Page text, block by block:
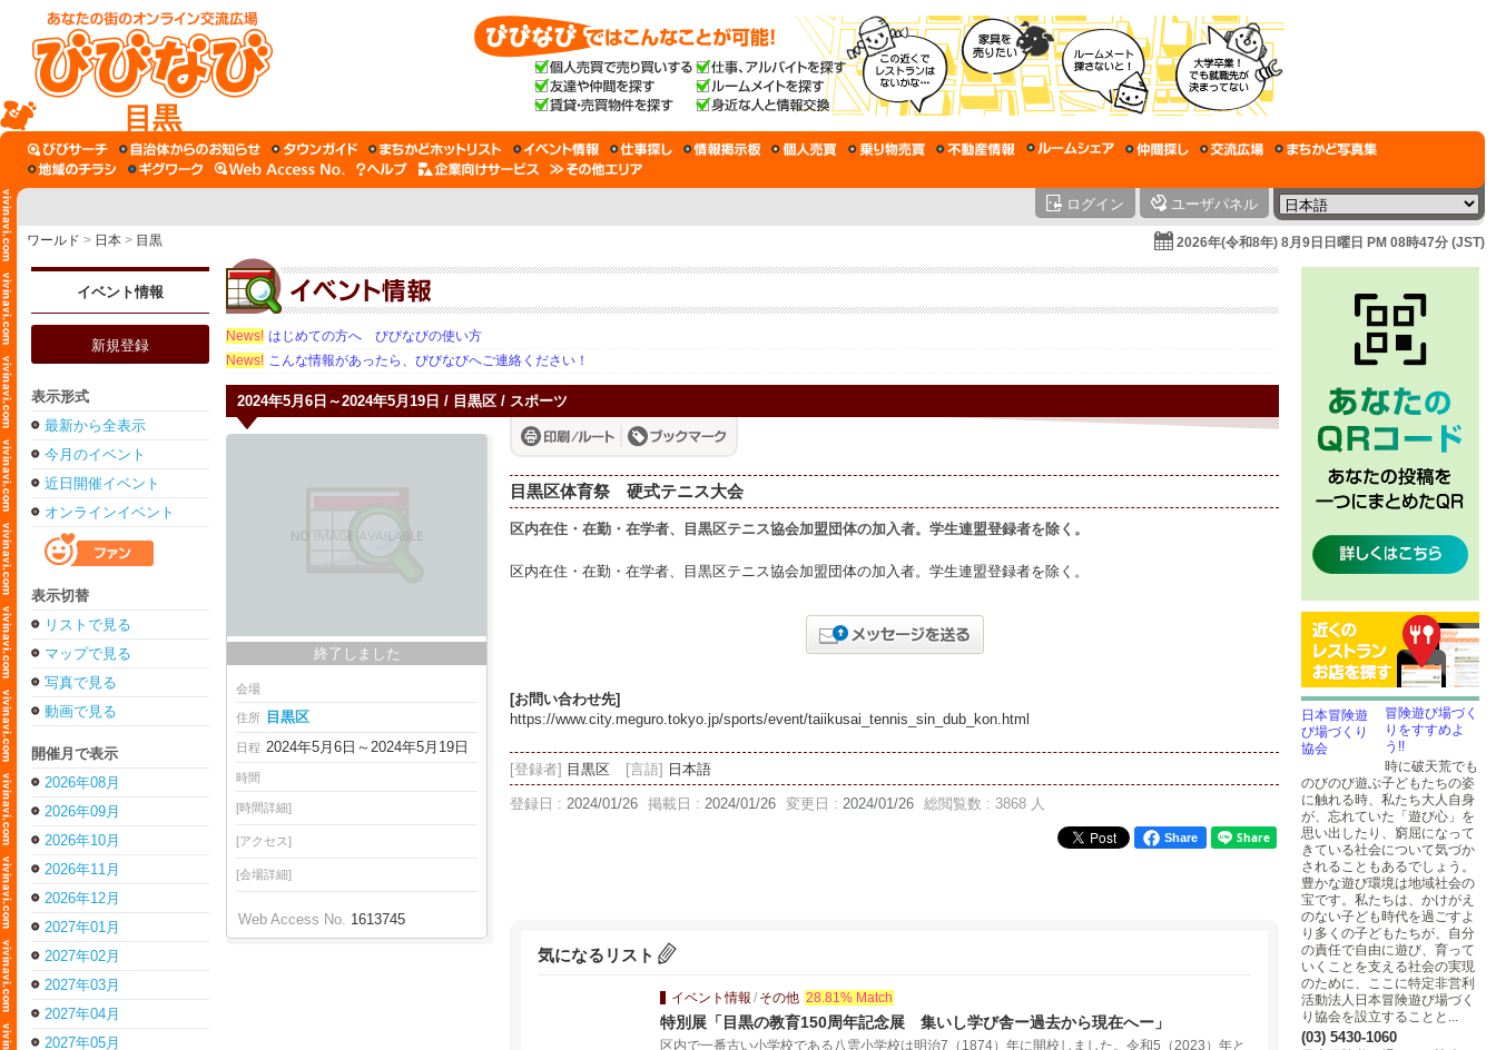
目黒
ログイン ユーザパネル
ワールド > 日本 > 目黒 2026年(令和8年) 8月9日日曜日 PM 08時47分 (JST)
イベント情報
新規登録
表示形式
最新から全表示
今月のイベント
近日開催イベント
オンラインイベント
表示切替
リストで見る
マップで見る
写真で見る
動画で見る
開催月で表示
2026年08月
2026年09月
2026年10月
2026年11月
2026年12月
2027年01月
2027年02月
2027年03月
2027年04月
2027年05月
News! はじめての方へ びびなびの使い方
News! こんな情報があったら、びびなびへご連絡ください！
2024年5月6日～2024年5月19日 / 目黒区 / スポーツ
終了しました
会場
住所 目黒区
日程 2024年5月6日～2024年5月19日
時間
[時間詳細]
[アクセス]
[会場詳細]
Web Access No. 1613745
目黒区体育祭 硬式テニス大会
区内在住・在勤・在学者、目黒区テニス協会加盟団体の加入者。学生連盟登録者を除く。
区内在住・在勤・在学者、目黒区テニス協会加盟団体の加入者。学生連盟登録者を除く。
[お問い合わせ先]
https://www.city.meguro.tokyo.jp/sports/event/taiikusai_tennis_sin_dub_kon.html
[登録者] 目黒区 [言語] 日本語
登録日 : 2024/01/26 掲載日 : 2024/01/26 変更日 : 2024/01/26 総閲覧数 : 3868 人
Share
気になるリスト
イベント情報 / その他 28.81% Match
特別展「目黒の教育150周年記念展 集いし学び舎ー過去から現在へー」
区内で一番古い小学校である八雲小学校は明治7（1874）年に開校しました。令和5（2023）年と
冒険遊び場づく
りをすすめよ
う!!
時に破天荒でも
のびのび遊ぶ子どもたちの姿
に触れる時、私たち大人自身
が、忘れていた「遊び心」を
思い出したり、窮屈になって
きている社会について気づか
されることもあるでしょう。
豊かな遊び環境は地域社会の
宝です。私たちは、かけがえ
のない子ども時代を過ごすよ
り多くの子どもたちが、自分
の責任で自由に遊び、育って
いくことを支える社会の実現
のために、ここに特定非営利
活動法人日本冒険遊び場づく
り協会を設立することと...
(03) 5430-1060